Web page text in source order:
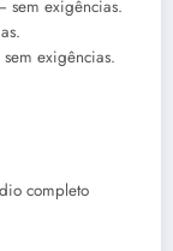
sem exigências.
exigências.
completo